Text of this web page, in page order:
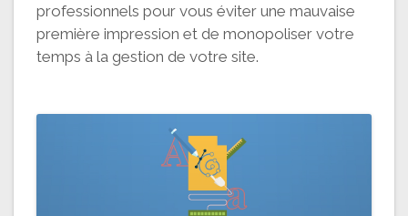
professionnels pour vous éviter une mauvaise
première impression et de monopoliser votre
temps à la gestion de votre site.